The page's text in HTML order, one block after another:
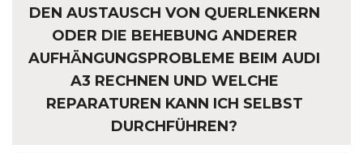
DEN AUSTAUSCH VON QUERLENKERN
ODER DIE BEHEBUNG ANDERER
AUFHÄNGUNGSPROBLEME BEIM AUDI
A3 RECHNEN UND WELCHE
REPARATUREN KANN ICH SELBST
DURCHFÜHREN?